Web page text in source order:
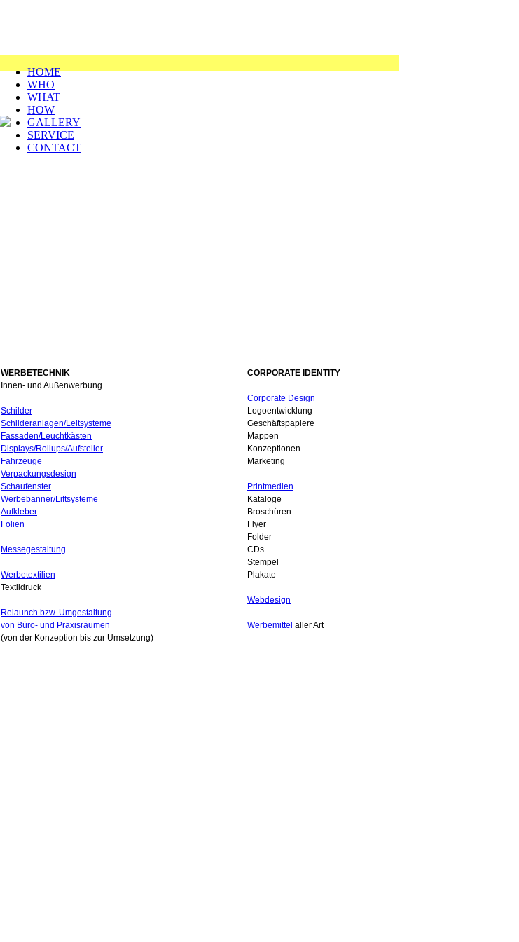
HOME
WHO
WHAT
HOW
GALLERY
SERVICE
CONTACT
WERBETECHNIK
Innen- und Außenwerbung
Schilder
Schilderanlagen/Leitsysteme
Fassaden/Leuchtkästen
Displays/Rollups/Aufsteller
Fahrzeuge
Verpackungsdesign
Schaufenster
Werbebanner/Liftsysteme
Aufkleber
Folien
Messegestaltung
Werbetextilien
Textildruck
Relaunch bzw. Umgestaltung
von Büro- und Praxisräumen
(von der Konzeption bis zur Umsetzung)
CORPORATE IDENTITY
Corporate Design
Logoentwicklung
Geschäftspapiere
Mappen
Konzeptionen
Marketing
Printmedien
Kataloge
Broschüren
Flyer
Folder
CDs
Stempel
Plakate
Webdesign
Werbemittel aller Art